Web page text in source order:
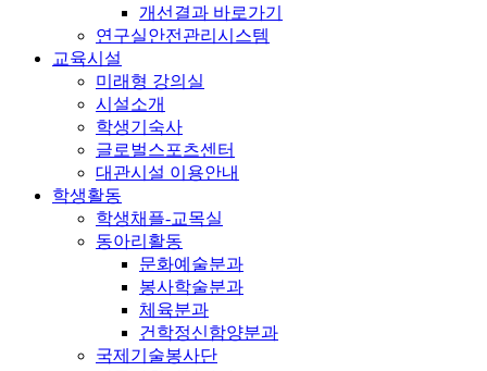
개선결과 바로가기
연구실안전관리시스템
교육시설
미래형 강의실
시설소개
학생기숙사
글로벌스포츠센터
대관시설 이용안내
학생활동
학생채플-교목실
동아리활동
문화예술분과
봉사학술분과
체육분과
건학정신함양분과
국제기술봉사단